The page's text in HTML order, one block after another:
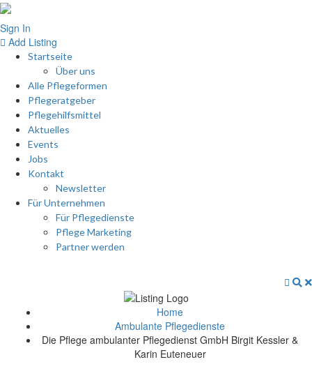
Sign In
Add Listing
Startseite
Über uns
Alle Pflegeformen
Pflegeratgeber
Pflegehilfsmittel
Aktuelles
Events
Jobs
Kontakt
Newsletter
Für Unternehmen
Für Pflegedienste
Pflege Marketing
Partner werden
Home
Ambulante Pflegedienste
Die Pflege ambulanter Pflegedienst GmbH Birgit Kessler &
Karin Euteneuer